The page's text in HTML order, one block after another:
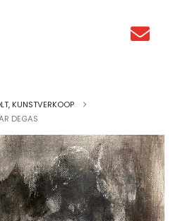
KUNSTVERKOOP
DEGAS